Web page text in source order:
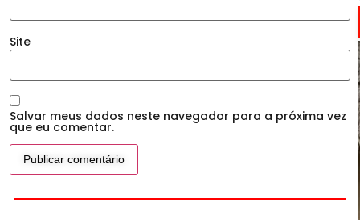
Site
Salvar meus dados neste navegador para a próxima vez
que eu comentar.